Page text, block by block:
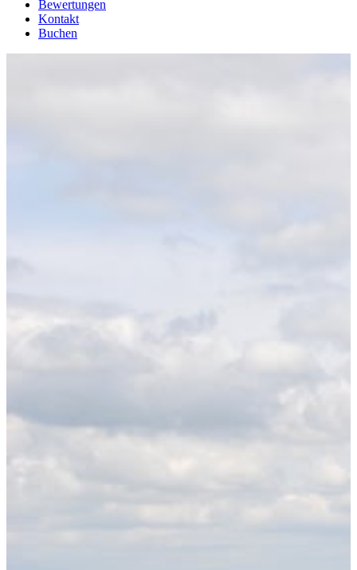
Bewertungen
Kontakt
Buchen